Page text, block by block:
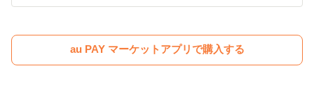
au PAY マーケットアプリで購入する